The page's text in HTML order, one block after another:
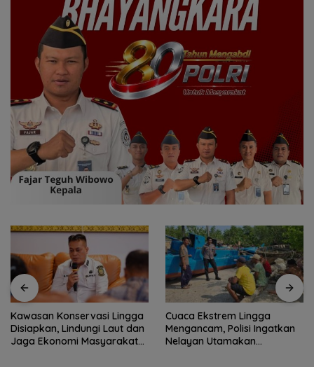
Kawasan Konservasi Lingga
Disiapkan, Lindungi Laut dan
Jaga Ekonomi Masyarakat
Cuaca Ekstrem Lingga
Mengancam, Polisi Ingatkan
Nelayan Utamakan